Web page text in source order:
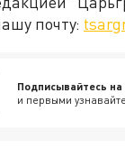
почту:
Подписывайтесь
и первыми